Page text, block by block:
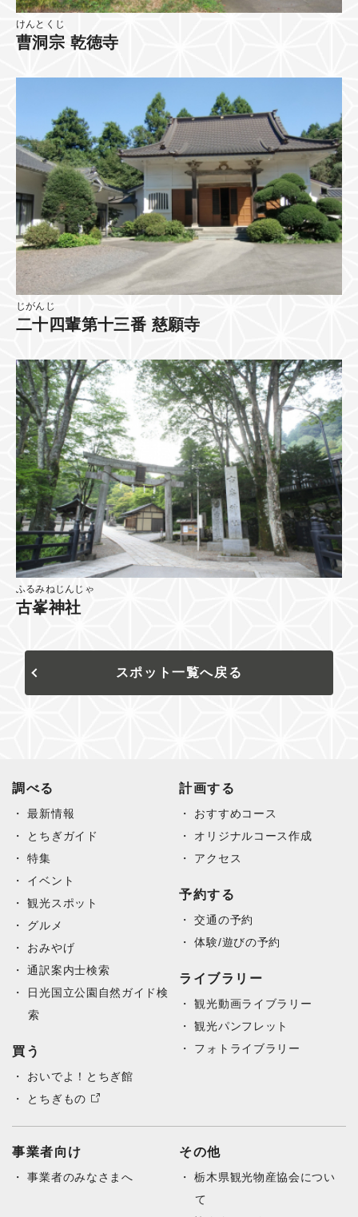
けんとくじ
曹洞宗 乾徳寺
じがんじ
二十四輩第十三番 慈願寺
ふるみねじんじゃ
古峯神社
スポット一覧へ戻る
調べる
最新情報
とちぎガイド
特集
イベント
観光スポット
グルメ
おみやげ
通訳案内士検索
日光国立公園自然ガイド検
索
買う
おいでよ！とちぎ館
とちぎもの
計画する
おすすめコース
オリジナルコース作成
アクセス
予約する
交通の予約
体験/遊びの予約
ライブラリー
観光動画ライブラリー
観光パンフレット
フォトライブラリー
事業者向け
事業者のみなさまへ
その他
栃木県観光物産協会につい
て